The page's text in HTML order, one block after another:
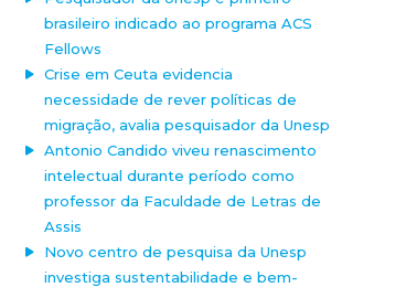
brasileiro indicado ao programa ACS
Fellows
Crise em Ceuta evidencia
necessidade de rever políticas de
migração, avalia pesquisador da Unesp
Antonio Candido viveu renascimento
intelectual durante período como
professor da Faculdade de Letras de
Assis
Novo centro de pesquisa da Unesp
investiga sustentabilidade e bem-